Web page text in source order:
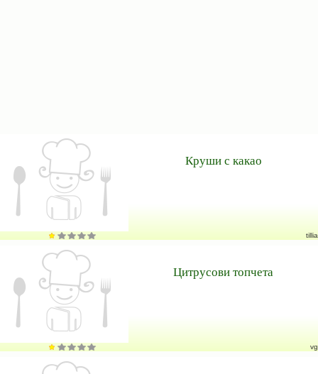
Круши с какао
tillia
Цитрусови топчета
vg